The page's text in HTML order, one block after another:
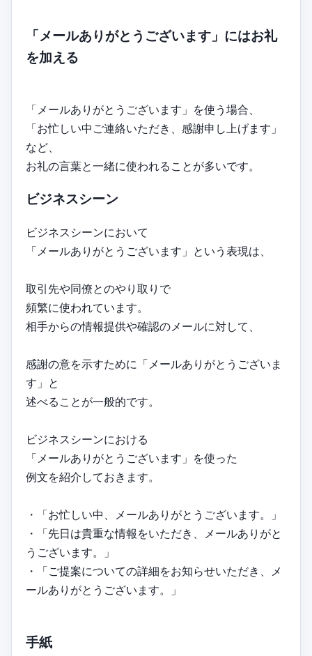
「メールありがとうございます」にはお礼
を加える
「メールありがとうございます」を使う場合、
「お忙しい中ご連絡いただき、感謝申し上げます」
など、
お礼の言葉と一緒に使われることが多いです。
ビジネスシーン
ビジネスシーンにおいて
「メールありがとうございます」という表現は、
取引先や同僚とのやり取りで
頻繁に使われています。
相手からの情報提供や確認のメールに対して、
感謝の意を示すために「メールありがとうございま
す」と
述べることが一般的です。
ビジネスシーンにおける
「メールありがとうございます」を使った
例文を紹介しておきます。
・「お忙しい中、メールありがとうございます。」
・「先日は貴重な情報をいただき、メールありがと
うございます。」
・「ご提案についての詳細をお知らせいただき、メ
ールありがとうございます。」
手紙